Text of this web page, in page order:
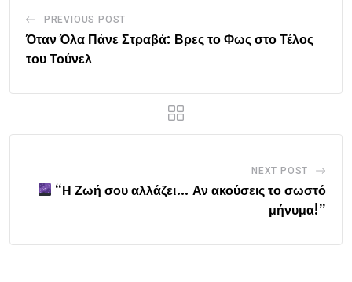
PREVIOUS POST
Όταν Όλα Πάνε Στραβά: Βρες το Φως στο Τέλος
του Τούνελ
NEXT POST
“Η Ζωή σου αλλάζει… Αν ακούσεις το σωστό
μήνυμα!”